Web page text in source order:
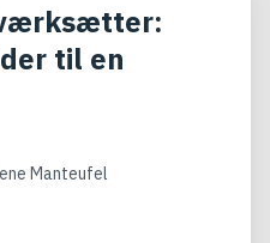
til en
Manteufel